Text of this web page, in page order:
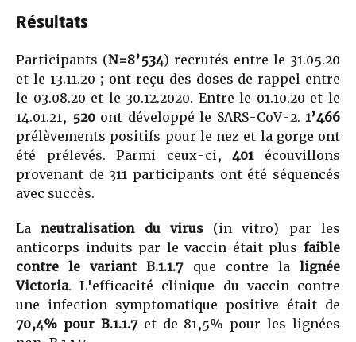
Résultats
Participants (N=8’534) recrutés entre le 31.05.20
et le 13.11.20 ; ont reçu des doses de rappel entre
le 03.08.20 et le 30.12.2020. Entre le 01.10.20 et le
14.01.21, 520ont développé le SARS-CoV-2. 1’466
prélèvements positifs pour le nez et la gorge ont
été prélevés. Parmi ceux-ci,401écouvillons
provenant de 311 participants ont été séquencés
avec succès.
La neutralisation du virus(in vitro) par les
anticorps induits par le vaccin était plus faible
contre le variant B.1.1.7que contre lalignée
Victoria. L'efficacité clinique du vaccin contre
une infection symptomatique positive était de
70,4% pour B.1.1.7et de 81,5% pour les lignées